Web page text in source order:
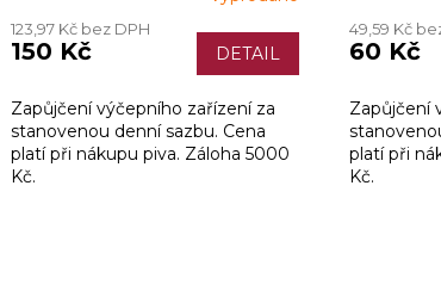
produktu
je
z
5
hvězdiček.
123,97 Kč bez DPH
150 Kč DETAIL
Zapůjčení výčepního zařízení za
stanovenou denní sazbu. Cena
platí při nákupu piva. Záloha 5000
Kč.
49,59 Kč
60 Kč
Zapůjčení
platí při
Kč.